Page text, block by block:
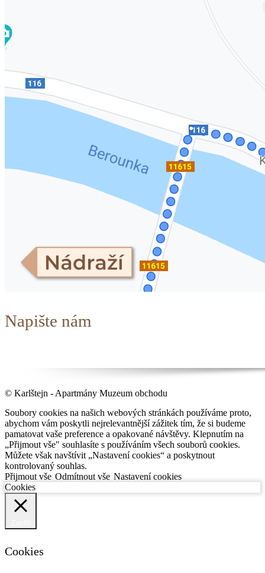
Napište nám
© Karlštejn - Apartmány Muzeum obchodu
Soubory cookies na našich webových stránkách používáme proto,
abychom vám poskytli nejrelevantnější zážitek tím, že si budeme
pamatovat vaše preference a opakované návštěvy. Klepnutím na
„Přijmout vše" souhlasíte s používáním všech souborů cookies.
Můžete však navštívit „Nastavení cookies“ a poskytnout
kontrolovaný souhlas.
Přijmout vše Odmítnout vše Nastavení cookies
Cookies
Cookies